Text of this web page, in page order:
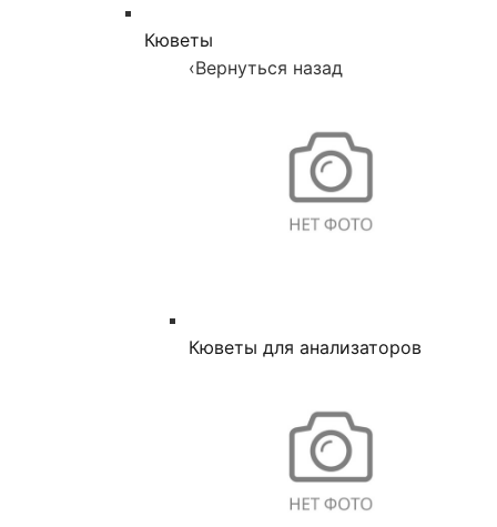
Кюветы
‹Вернуться назад
Кюветы для анализаторов